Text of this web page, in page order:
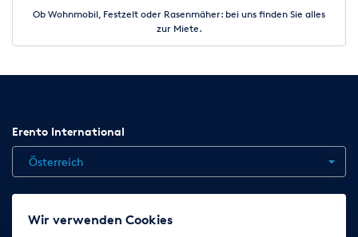
Ob Wohnmobil, Festzelt oder Rasenmäher: bei uns finden Sie alles
zur Miete.
Erento International
Österreich
Jobs Kontakt News
Wir verwenden Cookies